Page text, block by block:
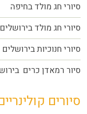
סיורי חג מולד בחיפה
סיורי חג מולד בירושלים
סיורי חנוכיות בירושלים
סיור רמאדן כרים
סיורים